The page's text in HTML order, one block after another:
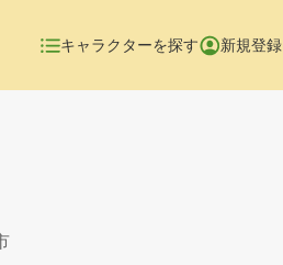
キャラクターを探す 新規登録